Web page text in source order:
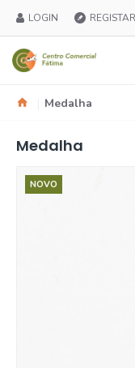
LOGIN REGISTAR
Medalha
Medalha
NOVO